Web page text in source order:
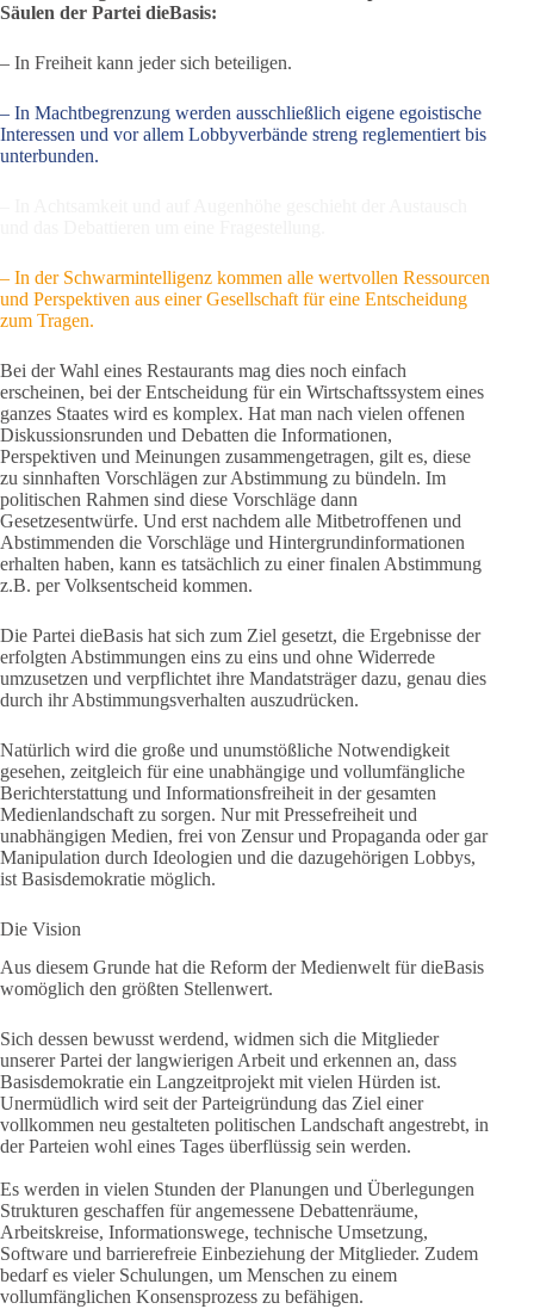
Säulen der Partei dieBasis:
– In Freiheit kann jeder sich beteiligen.
– In Machtbegrenzung werden ausschließlich eigene egoistische
Interessen und vor allem Lobbyverbände streng reglementiert bis
unterbunden.
– In der Schwarmintelligenz kommen alle wertvollen Ressourcen
und Perspektiven aus einer Gesellschaft für eine Entscheidung
zum Tragen.
Bei der Wahl eines Restaurants mag dies noch einfach
erscheinen, bei der Entscheidung für ein Wirtschaftssystem eines
ganzes Staates wird es komplex. Hat man nach vielen offenen
Diskussionsrunden und Debatten die Informationen,
Perspektiven und Meinungen zusammengetragen, gilt es, diese
zu sinnhaften Vorschlägen zur Abstimmung zu bündeln. Im
politischen Rahmen sind diese Vorschläge dann
Gesetzesentwürfe. Und erst nachdem alle Mitbetroffenen und
Abstimmenden die Vorschläge und Hintergrundinformationen
erhalten haben, kann es tatsächlich zu einer finalen Abstimmung
z.B. per Volksentscheid kommen.
Die Partei dieBasis hat sich zum Ziel gesetzt, die Ergebnisse der
erfolgten Abstimmungen eins zu eins und ohne Widerrede
umzusetzen und verpflichtet ihre Mandatsträger dazu, genau dies
durch ihr Abstimmungsverhalten auszudrücken.
Natürlich wird die große und unumstößliche Notwendigkeit
gesehen, zeitgleich für eine unabhängige und vollumfängliche
Berichterstattung und Informationsfreiheit in der gesamten
Medienlandschaft zu sorgen. Nur mit Pressefreiheit und
unabhängigen Medien, frei von Zensur und Propaganda oder gar
Manipulation durch Ideologien und die dazugehörigen Lobbys,
ist Basisdemokratie möglich.
Die Vision
Aus diesem Grunde hat die Reform der Medienwelt für dieBasis
womöglich den größten Stellenwert.
Sich dessen bewusst werdend, widmen sich die Mitglieder
unserer Partei der langwierigen Arbeit und erkennen an, dass
Basisdemokratie ein Langzeitprojekt mit vielen Hürden ist.
Unermüdlich wird seit der Parteigründung das Ziel einer
vollkommen neu gestalteten politischen Landschaft angestrebt, in
der Parteien wohl eines Tages überflüssig sein werden.
Es werden in vielen Stunden der Planungen und Überlegungen
Strukturen geschaffen für angemessene Debattenräume,
Arbeitskreise, Informationswege, technische Umsetzung,
Software und barrierefreie Einbeziehung der Mitglieder. Zudem
bedarf es vieler Schulungen, um Menschen zu einem
vollumfänglichen Konsensprozess zu befähigen.